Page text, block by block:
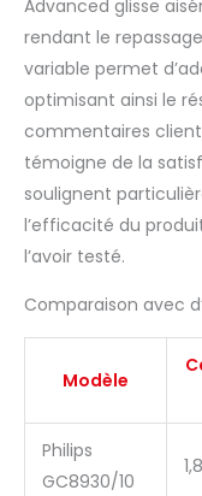
Advanced glisse
rendant le
variable permet
optimisant ainsi le
commentaires
témoigne de la
soulignent
l’efficacité du
l’avoir testé.
Comparaison avec
Modèle
Philips
GC8930/10